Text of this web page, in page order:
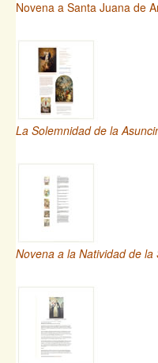
Novena a Santa Juana de
La Solemnidad de la
Novena a la Natividad de